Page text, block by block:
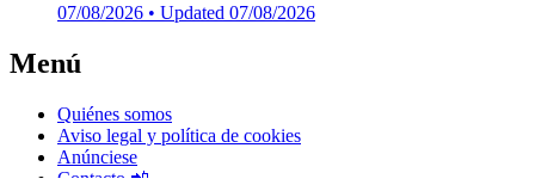
Posted
07/08/2026 • Updated 07/08/2026
Menú
Quiénes somos
Aviso legal y política de cookies
Anúnciese
Contacto 📲